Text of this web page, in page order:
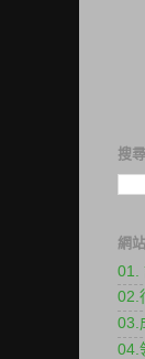
搜
網
01.
02.
03.
04.